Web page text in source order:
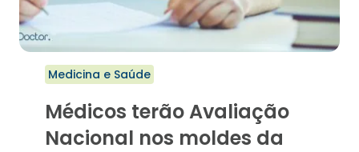
Medicina e Saúde
Médicos terão Avaliação
Nacional nos moldes da